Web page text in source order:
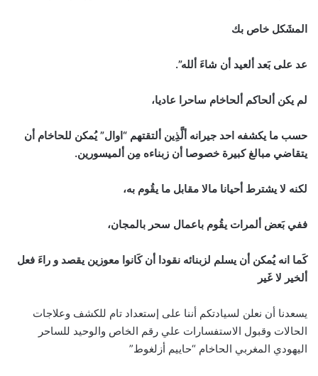
المشَكل خاص بك
عد على بَعد ألعيد أن شاءَ ألله”.
لم يكن ألحاكم ألحاخام ساحرا عاديا،
حسب ما يكشفه احد جيرانه ألَّذِين ألتقتهم “اوال” يُمكن للحاخام أن
يتقاضي مبالغ كبيرة خصوصا أن زبناءه مِن ألميسورين.
لكنه لا يشترط أحيانا مالا مقابل ما يقُوم به،
ففي بَعض ألمرات يقُوم باعمال سحر بالمجان،
كَما انه يُمكن أن يسلم لزبنائه نقودا أن كَانوا معوزين يقصد و راءَ فعل
ألخير لا غَير
يسعدنا أن نعلن لسيادتكم أننا على إستعداد تام للكشف وعلاجات
الحالات وقبول الاستفسارات علي رقم الخاص والوحيد للساحر
اليهودي المغربي الحاخام “حاييم أزلغوط”